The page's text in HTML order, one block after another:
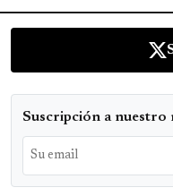
Suscripción a nuestro